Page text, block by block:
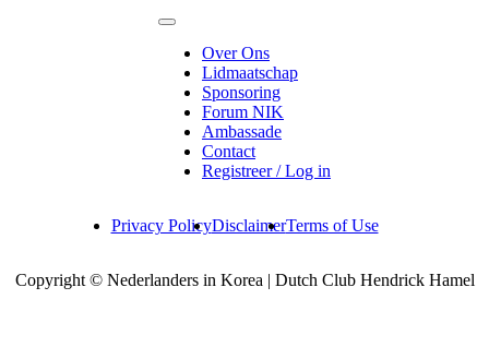
Over Ons
Lidmaatschap
Sponsoring
Forum NIK
Ambassade
Contact
Registreer / Log in
Privacy PolicyDisclaimerTerms of Use
Copyright © Nederlanders in Korea | Dutch Club Hendrick Hamel